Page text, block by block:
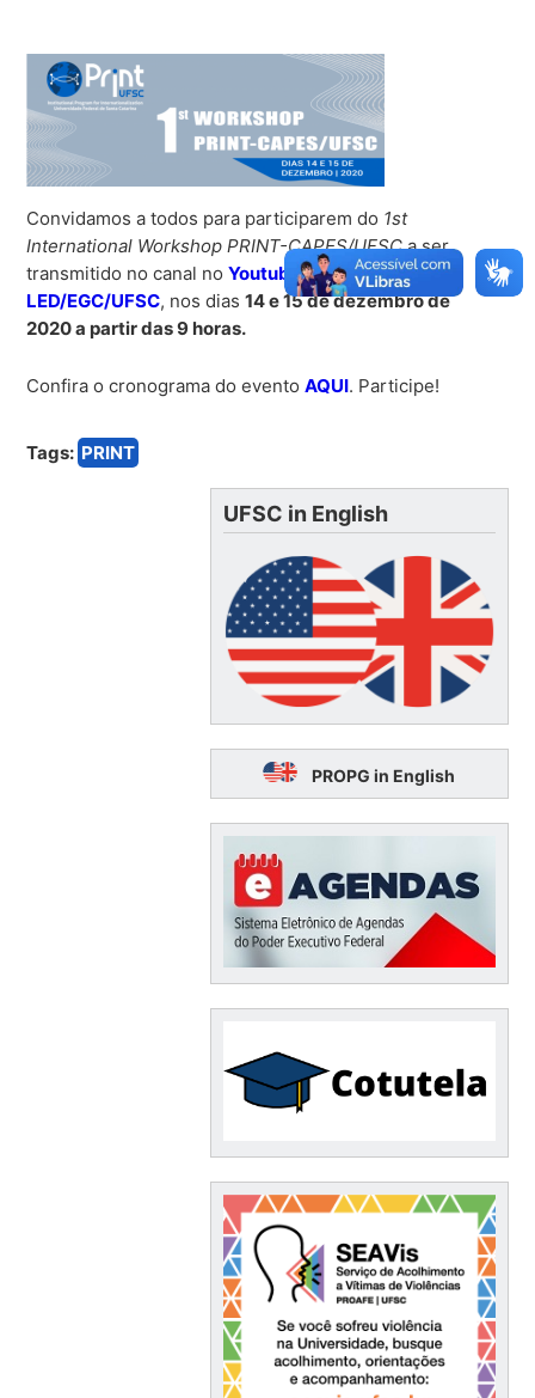
Convidamos a todos para participarem do 1st
International Workshop PRINT-CAPES/UFSCa ser
transmitido no canal noYoutube do
LED/EGC/UFSC, nos dias14 e 15 de dezembro de
2020 a partir das 9 horas.
Confira o cronograma do eventoAQUI. Participe!
Tags: PRINT
UFSC in English
PROPG in English